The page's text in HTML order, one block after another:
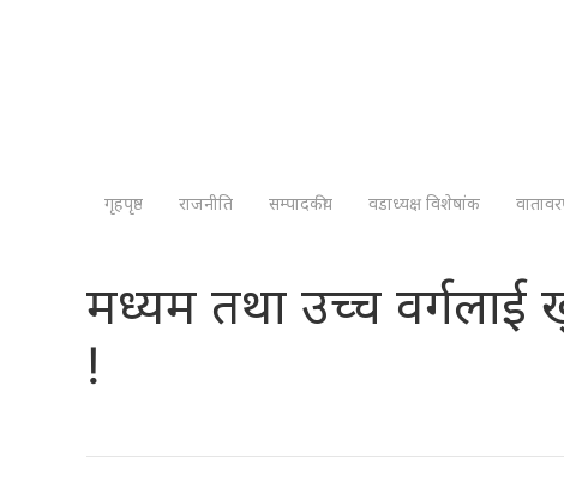
गृहपृष्ठ राजनीति सम्पादकीय वडाध्यक्ष विशेषांक
मध्यम तथा उच्च वर्गलाई
!